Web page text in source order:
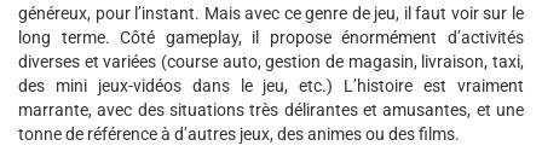
généreux, pour l’instant. Mais avec ce genre de jeu, il faut voir sur le
long terme. Côté gameplay, il propose énormément d’activités
diverses et variées (course auto, gestion de magasin, livraison, taxi,
des mini jeux-vidéos dans le jeu, etc.) L’histoire est vraiment
marrante, avec des situations très délirantes et amusantes, et une
tonne de référence à d’autres jeux, des animes ou des films.